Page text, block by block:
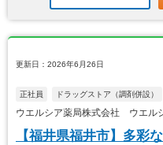
更新日：2026年6月26日
正社員 ドラッグストア（調剤併設）
ウエルシア薬局株式会社 ウエル
【福井県福井市】多彩